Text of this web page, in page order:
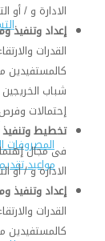
المصروفات
مواعيد
الادارة و / أو
إعداد وتنفيذ
القدرات
كالمستفيدين
شباب
إحتمالات
تخطيط
فى مجال
الادارة و / أو
إعداد وتنفيذ
القدرات
كالمستفيدين